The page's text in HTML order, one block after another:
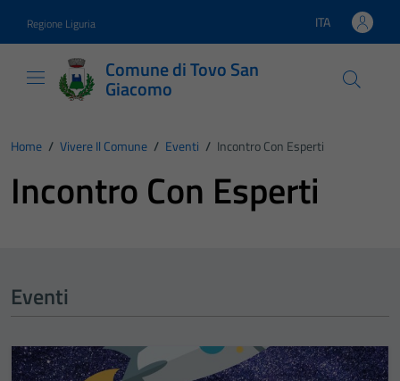
Regione Liguria Lingua attiva:
ITA
Comune di Tovo San
Giacomo
Home / Vivere Il Comune / Eventi / Incontro Con Esperti
Incontro Con Esperti
Eventi